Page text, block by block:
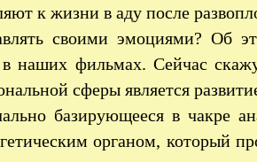
к жизни в аду после
своими эмоциями? Об
наших фильмах. Сейчас
сферы является
базирующееся в чакре
органом, который